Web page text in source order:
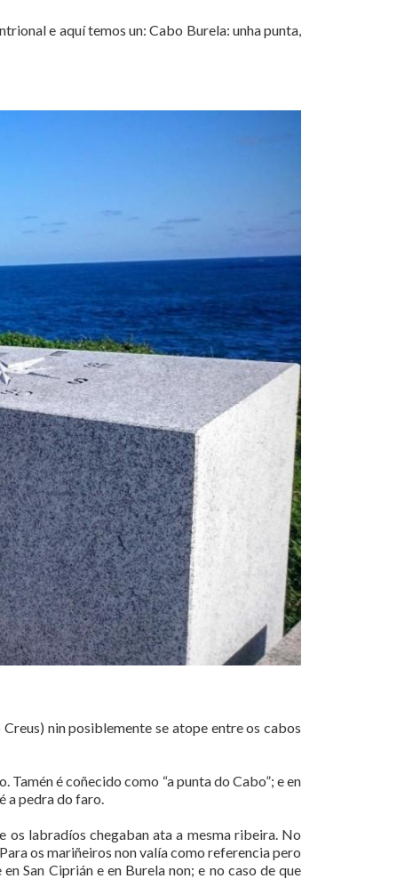
e aquí temos un: Cabo Burela: unha punta,
nin posiblemente se atope entre os cabos
é coñecido como “a punta do Cabo”; e en
a pedra do faro.
os labradíos chegaban ata a mesma ribeira. No
os mariñeiros non valía como referencia pero
San Ciprián e en Burela non; e no caso de que